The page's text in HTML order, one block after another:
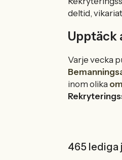
deltid,
Upptäck
Varje vecka
inom olika
465 lediga